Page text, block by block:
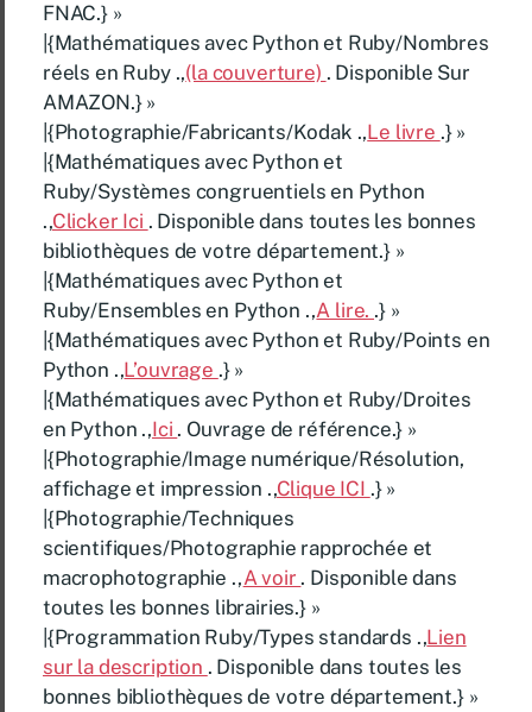
FNAC.} »
|{Mathématiques avec Python et Ruby/Nombres
réels en Ruby .,(la couverture) . Disponible Sur
AMAZON.} »
|{Photographie/Fabricants/Kodak .,Le livre .} »
|{Mathématiques avec Python et
Ruby/Systèmes congruentiels en Python
.,Clicker Ici . Disponible dans toutes les bonnes
bibliothèques de votre département.} »
|{Mathématiques avec Python et
Ruby/Ensembles en Python .,A lire. .} »
|{Mathématiques avec Python et Ruby/Points en
Python .,L’ouvrage .} »
|{Mathématiques avec Python et Ruby/Droites
en Python .,Ici . Ouvrage de référence.} »
|{Photographie/Image numérique/Résolution,
affichage et impression .,Clique ICI .} »
|{Photographie/Techniques
scientifiques/Photographie rapprochée et
macrophotographie .,A voir . Disponible dans
toutes les bonnes librairies.} »
|{Programmation Ruby/Types standards .,Lien
sur la description . Disponible dans toutes les
bonnes bibliothèques de votre département.} »